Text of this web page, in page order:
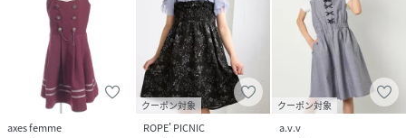
axes femme
クーポン対象
ROPE' PICNIC
クーポン対象
a.v.v